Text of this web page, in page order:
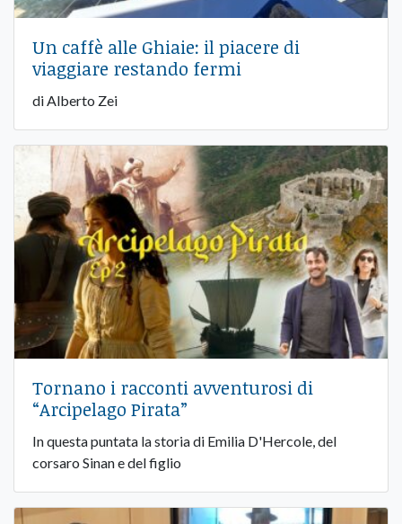
Un caffè alle Ghiaie: il piacere di
viaggiare restando fermi
di Alberto Zei
Tornano i racconti avventurosi di
“Arcipelago Pirata”
In questa puntata la storia di Emilia D'Hercole, del
corsaro Sinan e del figlio